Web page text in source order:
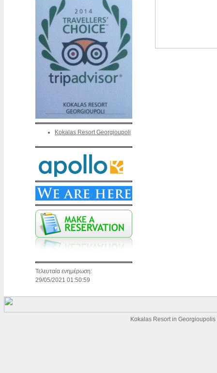
Kokalas Resort Georgioupoli
Τελευταία ενημέρωση:
29/05/2021 01:50:59
Kokalas Resort in